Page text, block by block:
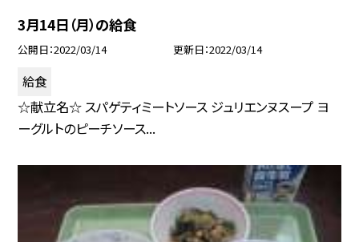
3月14日（月）の給食
公開日 2022/03/14 更新日 2022/03/14
給食
☆献立名☆ スパゲティミートソース ジュリエンヌスープ ヨ
ーグルトのピーチソース...